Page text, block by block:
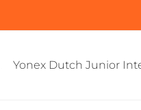
Yonex Dutch Junior